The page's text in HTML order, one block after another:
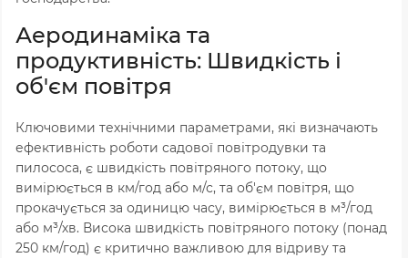
Аеродинаміка та
продуктивність: Швидкість і
об'єм повітря
Ключовими технічними параметрами, які визначають
ефективність роботи садової повітродувки та
пилососа, є швидкість повітряного потоку, що
вимірюється в км/год або м/с, та об'єм повітря, що
прокачується за одиницю часу, вимірюється в м³/год
або м³/хв. Висока швидкість повітряного потоку (понад
250 км/год) є критично важливою для відриву та